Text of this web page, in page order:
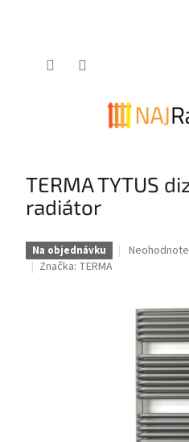
TERMA TYTUS
radiátor
Na objednávku
Priemerné
0,0
hviezdičiek.
Značka: TERMA